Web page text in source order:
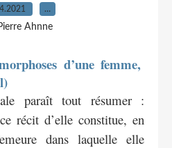
…
Ahnne
paraît tout résumer :
récit d’elle constitue, en
dans laquelle elle